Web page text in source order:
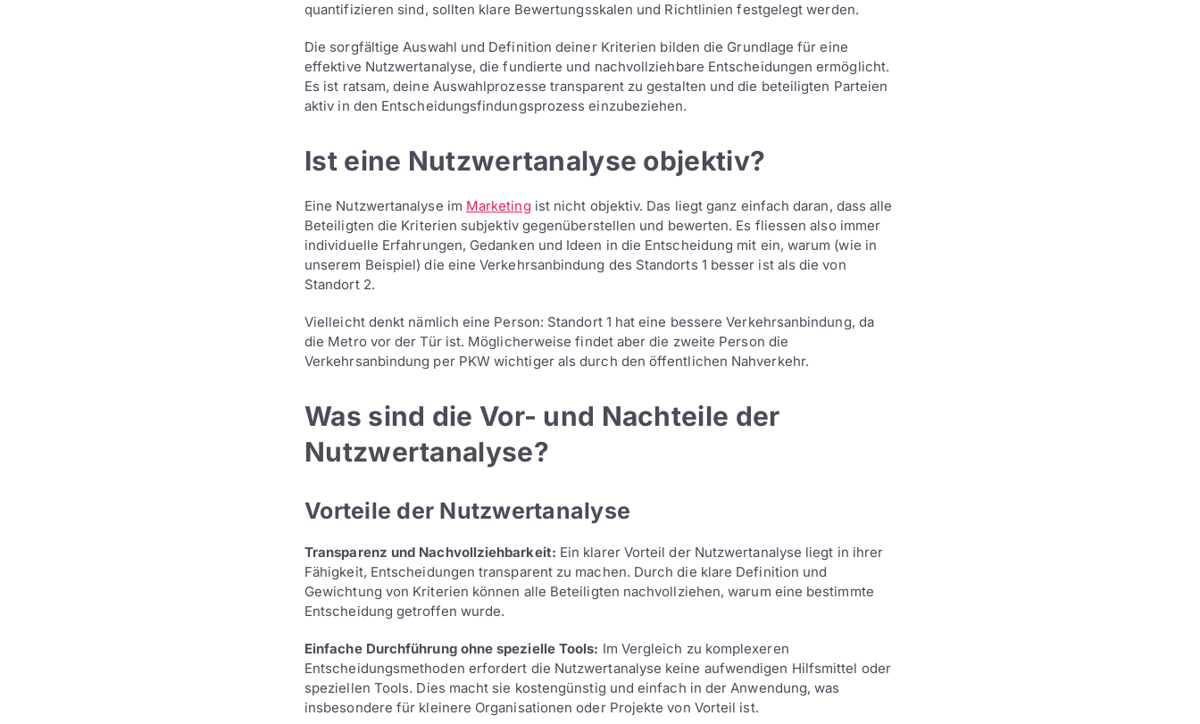
quantifizieren sind, sollten klare Bewertungsskalen und Richtlinien festgelegt werden.
Die sorgfältige Auswahl und Definition deiner Kriterien bilden die Grundlage für eine
effektive Nutzwertanalyse, die fundierte und nachvollziehbare Entscheidungen ermöglicht.
Es ist ratsam, deine Auswahlprozesse transparent zu gestalten und die beteiligten Parteien
aktiv in den Entscheidungsfindungsprozess einzubeziehen.
Ist eine Nutzwertanalyse objektiv?
Eine Nutzwertanalyse im Marketing ist nicht objektiv. Das liegt ganz einfach daran, dass alle
Beteiligten die Kriterien subjektiv gegenüberstellen und bewerten. Es fliessen also immer
individuelle Erfahrungen, Gedanken und Ideen in die Entscheidung mit ein, warum (wie in
unserem Beispiel) die eine Verkehrsanbindung des Standorts 1 besser ist als die von
Standort 2.
Vielleicht denkt nämlich eine Person: Standort 1 hat eine bessere Verkehrsanbindung, da
die Metro vor der Tür ist. Möglicherweise findet aber die zweite Person die
Verkehrsanbindung per PKW wichtiger als durch den öffentlichen Nahverkehr.
Was sind die Vor- und Nachteile der
Nutzwertanalyse?
Vorteile der Nutzwertanalyse
Transparenz und Nachvollziehbarkeit: Ein klarer Vorteil der Nutzwertanalyse liegt in ihrer
Fähigkeit, Entscheidungen transparent zu machen. Durch die klare Definition und
Gewichtung von Kriterien können alle Beteiligten nachvollziehen, warum eine bestimmte
Entscheidung getroffen wurde.
Einfache Durchführung ohne spezielle Tools: Im Vergleich zu komplexeren
Entscheidungsmethoden erfordert die Nutzwertanalyse keine aufwendigen Hilfsmittel oder
speziellen Tools. Dies macht sie kostengünstig und einfach in der Anwendung, was
insbesondere für kleinere Organisationen oder Projekte von Vorteil ist.